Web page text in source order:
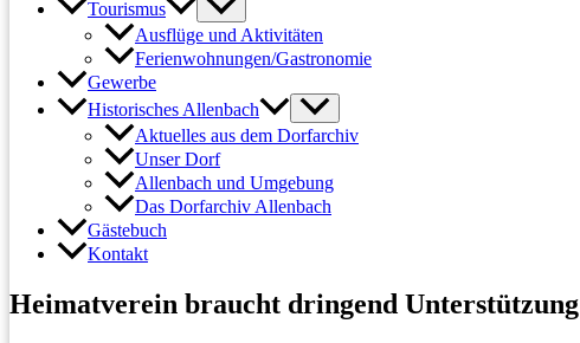
Tourismus
Ausflüge und Aktivitäten
Ferienwohnungen/Gastronomie
Gewerbe
Historisches Allenbach
Aktuelles aus dem Dorfarchiv
Unser Dorf
Allenbach und Umgebung
Das Dorfarchiv Allenbach
Gästebuch
Kontakt
Heimatverein braucht dringend Unterstützung